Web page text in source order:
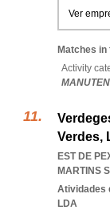
Ver
Matches
Activity
Verdes,
EST DE
MARTINS
Atividades
LDA